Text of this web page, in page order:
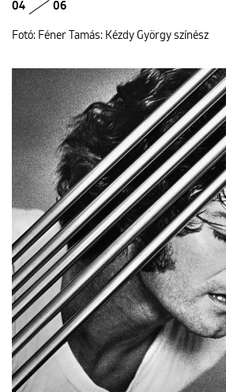
04 06
Fotó: Féner Tamás: Kézdy György színész